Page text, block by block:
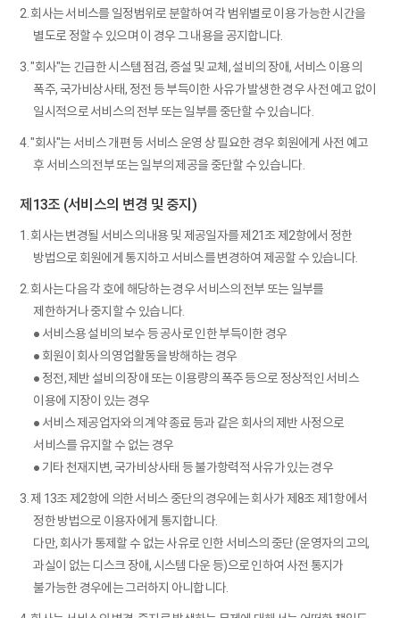
2. 회사는 서비스를 일정범위로 분할하여 각 범위별로 이용 가능한 시간을
별도로 정할 수 있으며 이 경우 그 내용을 공지합니다.
3. "회사"는 긴급한 시스템 점검, 증설 및 교체, 설비의 장애, 서비스 이용의
폭주, 국가비상사태, 정전 등 부득이한 사유가 발생한 경우 사전 예고 없이
일시적으로 서비스의 전부 또는 일부를 중단할 수 있습니다.
4. "회사"는 서비스 개편 등 서비스 운영 상 필요한 경우 회원에게 사전 예고
후 서비스의 전부 또는 일부의 제공을 중단할 수 있습니다.
제13조 (서비스의 변경 및 중지)
1. 회사는 변경될 서비스의 내용 및 제공일자를 제21조 제2항에서 정한
방법으로 회원에게 통지하고 서비스를 변경하여 제공할 수 있습니다.
2. 회사는 다음 각 호에 해당하는 경우 서비스의 전부 또는 일부를
제한하거나 중지할 수 있습니다.
● 서비스용 설비의 보수 등 공사로 인한 부득이한 경우
● 회원이 회사의 영업활동을 방해하는 경우
● 정전, 제반 설비의 장애 또는 이용량의 폭주 등으로 정상적인 서비스
이용에 지장이 있는 경우
● 서비스 제공업자와의 계약 종료 등과 같은 회사의 제반 사정으로
서비스를 유지할 수 없는 경우
● 기타 천재지변, 국가비상사태 등 불가항력적 사유가 있는 경우
3. 제 13조 제2항에 의한 서비스 중단의 경우에는 회사가 제8조 제1항에서
정한 방법으로 이용자에게 통지합니다.
다만, 회사가 통제할 수 없는 사유로 인한 서비스의 중단 (운영자의 고의,
과실이 없는 디스크 장애, 시스템 다운 등)으로 인하여 사전 통지가
불가능한 경우에는 그러하지 아니합니다.